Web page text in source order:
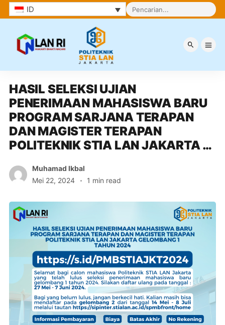
ID
HASIL SELEKSI UJIAN
PENERIMAAN MAHASISWA BARU
PROGRAM SARJANA TERAPAN
DAN MAGISTER TERAPAN
POLITEKNIK STIA LAN JAKARTA
Muhamad Ikbal
Mei 22, 2024
1 min read